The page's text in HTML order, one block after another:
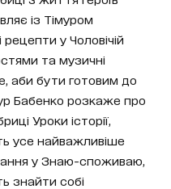
із Тімуром
у Чоловічій
та музичні
аби бути готовим до
Бабенко розкаже про
Уроки історії,
усе найважливіше
у Знаю-споживаю,
знайти собі